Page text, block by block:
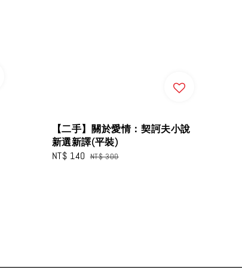
【二手】關於愛情：契訶夫小說
新選新譯(平裝)
Sale
NT$ 140 Regular
NT$ 300